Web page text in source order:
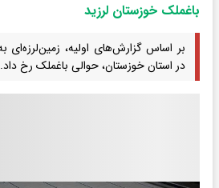
باغملک خوزستان لرزید
در استان خوزستان، حوالی باغملک رخ داد.